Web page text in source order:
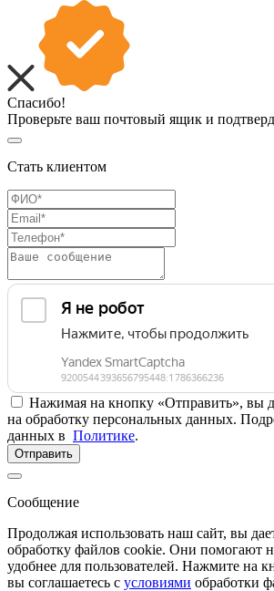
Спасибо!
Проверьте ваш почтовый ящик и
Стать клиентом
Нажимая на кнопку «Отправить», вы
на обработку персональных данных.
данных в Политике.
Отправить
Сообщение
Продолжая использовать наш сайт, вы
обработку файлов cookie. Они помогают
удобнее для пользователей. Нажмите на
вы соглашаетесь с условиями обработки